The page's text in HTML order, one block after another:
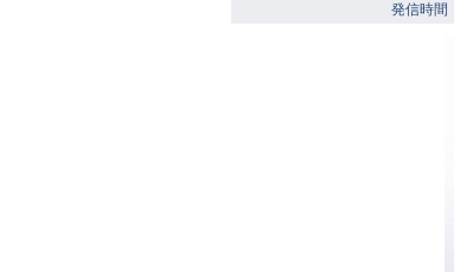
発信時間